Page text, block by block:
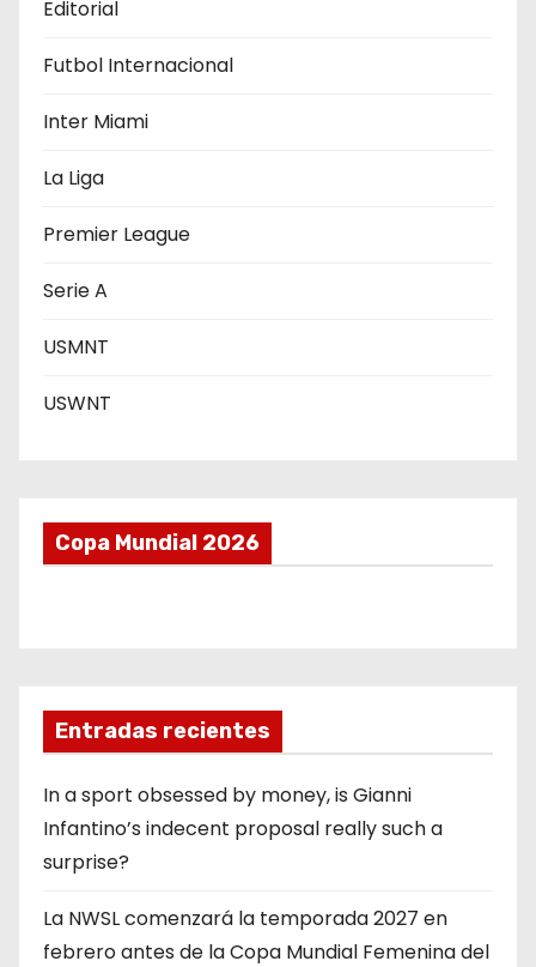
n
t
a
Editorial
Futbol Internacional
Inter Miami
La Liga
Premier League
Serie A
USMNT
USWNT
Copa Mundial 2026
Entradas recientes
In a sport obsessed by money, is Gianni
Infantino’s indecent proposal really such a
surprise?
La NWSL comenzará la temporada 2027 en
febrero antes de la Copa Mundial Femenina del